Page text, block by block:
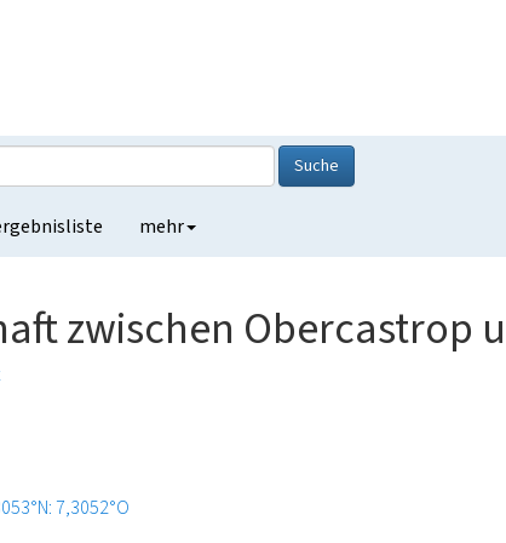
Suche
mehr
zwischen Obercastrop
7,3052°O